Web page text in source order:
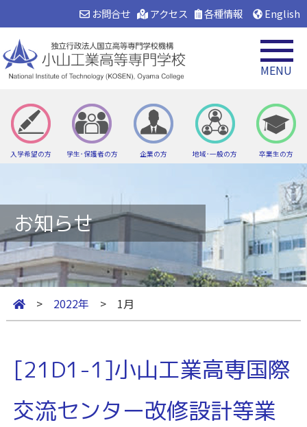
English
各種情報
アクセス
お問合せ
入学希望の方 学生･保護者の方 企業の方 地域･一般の方 卒業生の方
MENU
お知らせ
> 2022年 > 1月
[21D1-1]小山工業高専国際
交流センター改修設計等業